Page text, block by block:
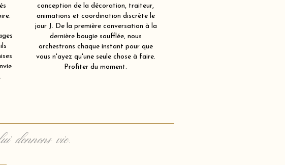
conception de la décoration, traiteur,
animations et coordination discrète le
jour J. De la première conversation à la
dernière bougie soufflée, nous
orchestrons chaque instant pour que
vous n'ayez qu'une seule chose à faire.
Profiter du moment.
donnons vie.